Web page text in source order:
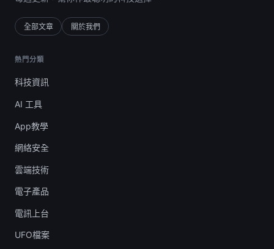
全部文章 關於我們
熱門分類
科技資訊
AI 工具
App教學
網絡安全
雲端技術
電子產品
電訊上台
UFO檔案